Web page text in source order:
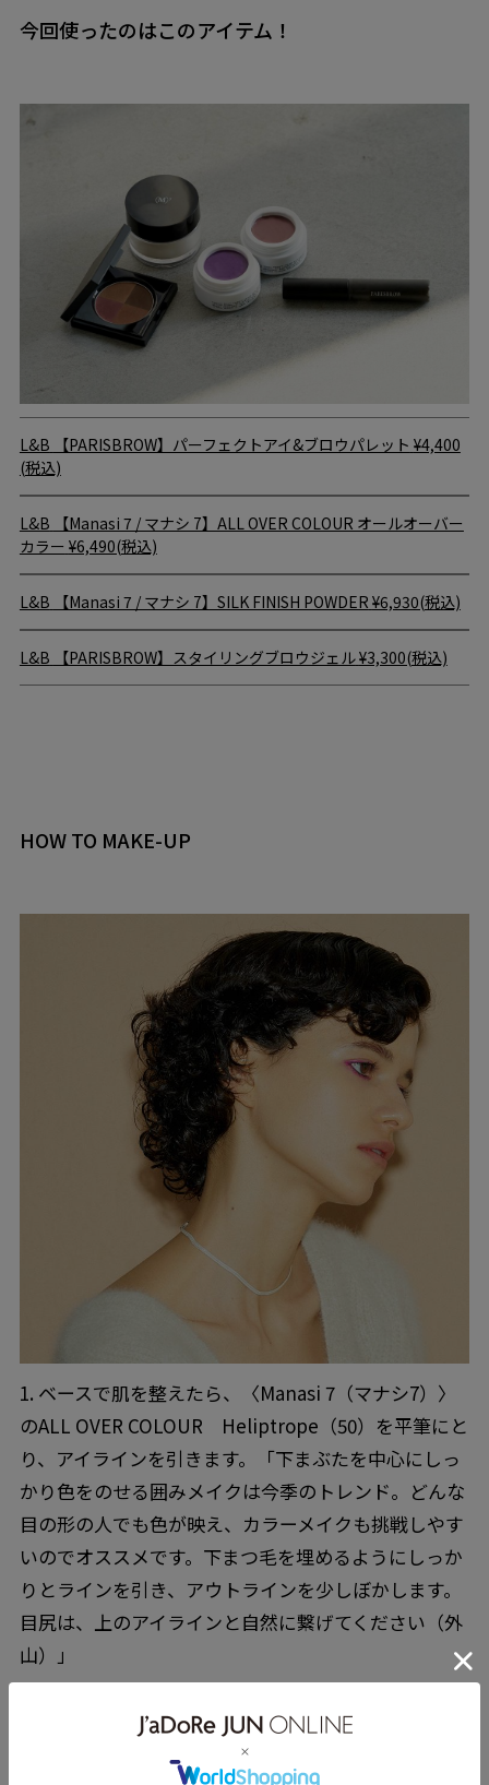
今回使ったのはこのアイテム！
L&B 【PARISBROW】パーフェクトアイ&ブロウパレット ¥4,400
(税込)
L&B
【Manasi 7 / マナシ 7】ALL OVER COLOUR オールオーバー
カラー ¥6,490(税込)
L&B 【Manasi 7 / マナシ 7】SILK FINISH POWDER ¥6,930(税込)
L&B 【PARISBROW】スタイリングブロウジェル¥3,300(税込)
HOW TO MAKE-UP
1. ベースで肌を整えたら、〈Manasi 7（マナシ7）〉
のALL OVER COLOUR Heliptrope（50）を平筆にと
り、アイラインを引きます。「下まぶたを中心にしっ
かり色をのせる囲みメイクは今季のトレンド。どんな
目の形の人でも色が映え、カラーメイクも挑戦しやす
いのでオススメです。下まつ毛を埋めるようにしっか
りとラインを引き、アウトラインを少しぼかします。
目尻は、上のアイラインと自然に繋げてください（外
山）」
2. アイメイクを強調するために、唇の赤みを抑えてい
きます。〈Manasi 7（マナシ7）〉ALL OVER COLOU